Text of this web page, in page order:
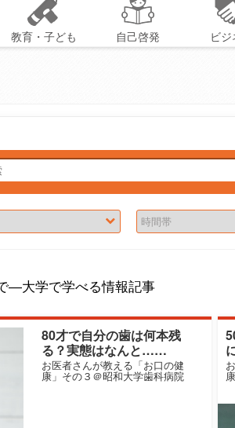
教育・子ども 自己啓発 ビジ
―大学で学べる情報記事
80才で自分の歯は何本残
る？実態はなんと……
お医者さんが教える「お口の健
康」その３＠昭和大学歯科病院